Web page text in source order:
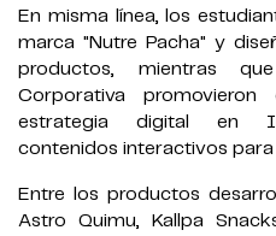
En misma línea, los
marca "Nutre Pacha" y
productos, mientras
Corporativa
estrategia digital en
contenidos interactivos para
Entre los productos
Astro Quimu, Kallpa